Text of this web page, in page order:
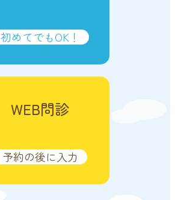
初めてでもOK！
WEB問診
予約の後に入力